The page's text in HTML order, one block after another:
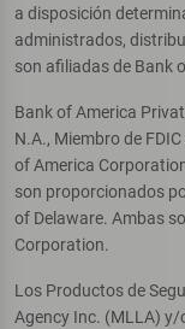
a disposición
administrados,
son afiliadas de Bank
Bank of America
N.A., Miembro de
of America
son proporcionados
of Delaware. Ambas
Corporation.
Los Productos de
Agency Inc. (MLLA) y/